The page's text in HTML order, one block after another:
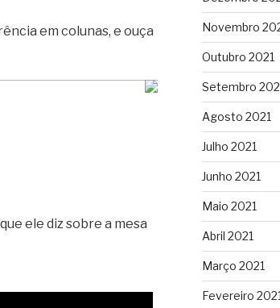
em colunas, e ouça
ele diz sobre a mesa
Novembro
Outubro 2021
Setembro
Agosto 2021
Julho 2021
Junho 2021
Maio 2021
Abril 2021
Março 2021
Fevereiro